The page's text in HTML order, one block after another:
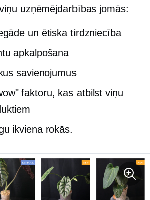
uzņēmējdarbības jomās:
un ētiska tirdzniecība
apkalpošana
savienojumus
faktoru, kas atbilst viņu
ikviena rokās.